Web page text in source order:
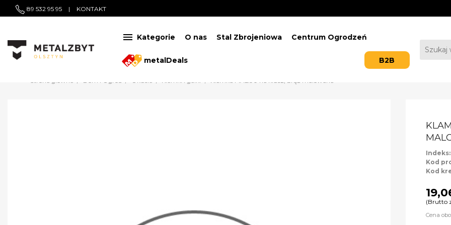
89 532 95 95 | KONTAKT
 Kategorie O nas Stal Zbrojeniowa Centrum Ogrodzeń
metalDeals B2B
Indeks:
Kod
Kod
(Brutto
Cena